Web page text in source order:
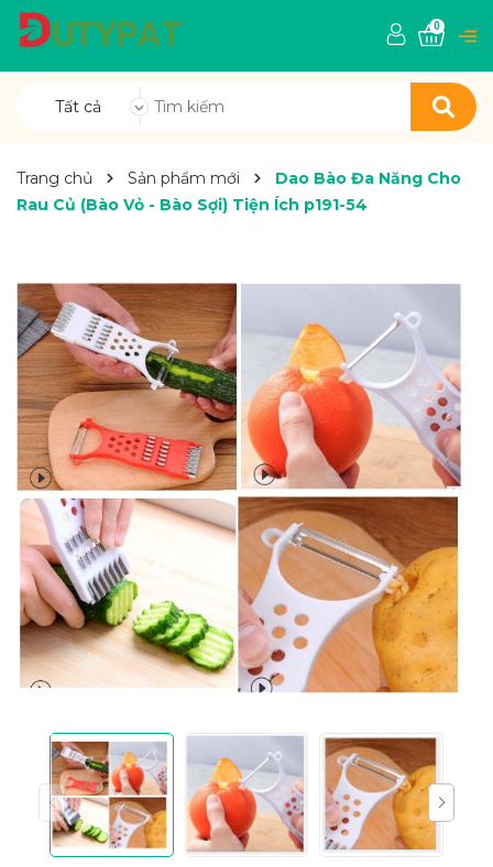
Tất cả
0
Trang chủ Sản phẩm mới
Dao Bào Đa Năng Cho
Rau Củ (Bào Vỏ - Bào Sợi) Tiện Ích p191-54